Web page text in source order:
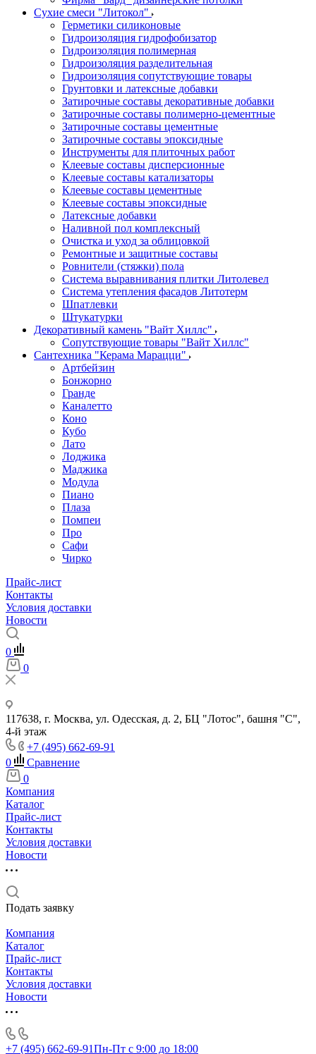
Сухие смеси "Литокол"
Герметики силиконовые
Гидроизоляция гидрофобизатор
Гидроизоляция полимерная
Гидроизоляция разделительная
Гидроизоляция сопутствующие товары
Грунтовки и латексные добавки
Затирочные составы декоративные добавки
Затирочные составы полимерно-цементные
Затирочные составы цементные
Затирочные составы эпоксидные
Инструменты для плиточных работ
Клеевые составы дисперсионные
Клеевые составы катализаторы
Клеевые составы цементные
Клеевые составы эпоксидные
Латексные добавки
Наливной пол комплексный
Очистка и уход за облицовкой
Ремонтные и защитные составы
Ровнители (стяжки) пола
Система выравнивания плитки Литолевел
Система утепления фасадов Литотерм
Шпатлевки
Штукатурки
Декоративный камень "Вайт Хиллс"
Сопутствующие товары "Вайт Хиллс"
Сантехника "Керама Марацци"
Артбейзин
Бонжорно
Гранде
Каналетто
Коно
Кубо
Лато
Лоджика
Маджика
Модула
Пиано
Плаза
Помпеи
Про
Сафи
Чирко
Прайс-лист
Контакты
Условия доставки
Новости
0
0
117638, г. Москва, ул. Одесская, д. 2, БЦ "Лотос", башня "С",
4-й этаж
+7 (495) 662-69-91
0
Сравнение
0
Компания
Каталог
Прайс-лист
Контакты
Условия доставки
Новости
Подать заявку
Компания
Каталог
Прайс-лист
Контакты
Условия доставки
Новости
+7 (495) 662-69-91Пн-Пт c 9:00 до 18:00